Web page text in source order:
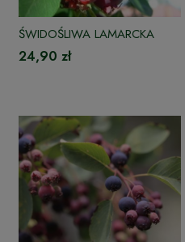
ŚWIDOŚLIWA LAMARCKA
24,90 zł